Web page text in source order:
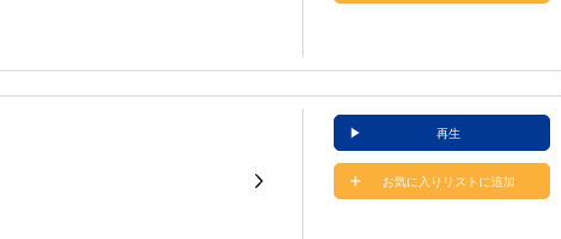
再生
お気に入りリストに追加